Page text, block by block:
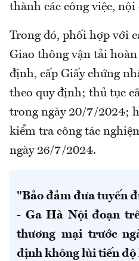
thành các công việc,
Trong đó, phối hợp với
Giao thông vận tải
định, cấp Giấy chứng
theo quy định; thủ tục
trong ngày 20/7/2024;
kiểm tra công tác
ngày 26/7/2024.
"Bảo đảm đưa tuyến
- Ga Hà Nội đoạn
thương mại trước
định không lùi tiến độ